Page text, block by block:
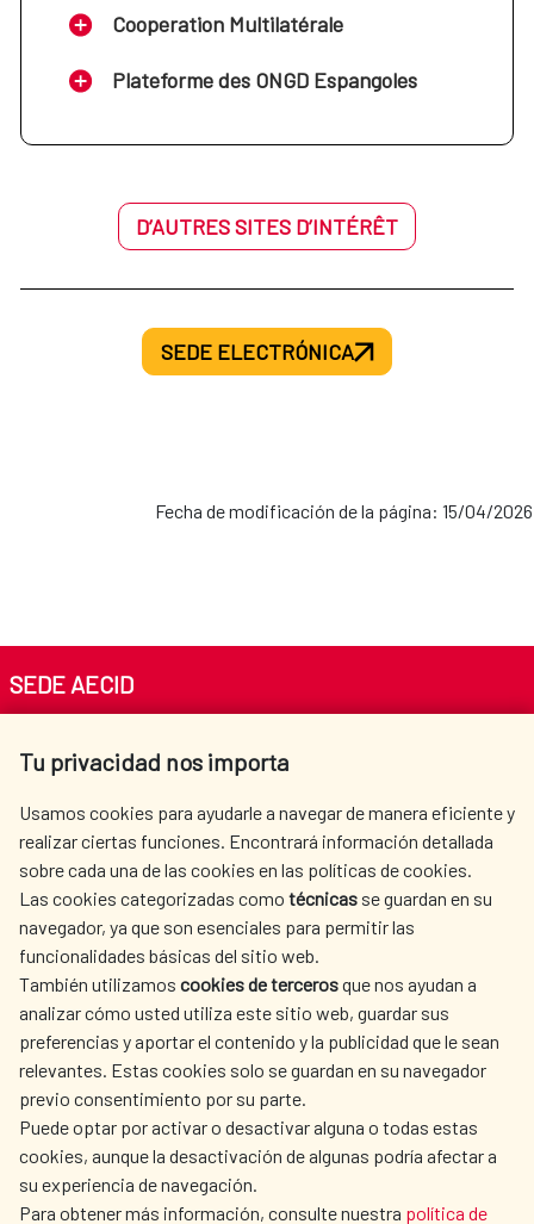
Cooperation Multilatérale
Plateforme des ONGD Espangoles
D’AUTRES SITES D’INTÉRÊT
SEDE ELECTRÓNICA
Fecha de modificación de la página: 15/04/2026
Tu privacidad nos importa
Usamos cookies para ayudarle a navegar de manera eficiente y
realizar ciertas funciones. Encontrará información detallada
sobre cada una de las cookies en las políticas de cookies.
Las cookies categorizadas como técnicas se guardan en su
navegador, ya que son esenciales para permitir las
funcionalidades básicas del sitio web.
También utilizamos cookies de tercerosque nos ayudan a
analizar cómo usted utiliza este sitio web, guardar sus
preferencias y aportar el contenido y la publicidad que le sean
relevantes. Estas cookies solo se guardan en su navegador
previo consentimiento por su parte.
Puede optar por activar o desactivar alguna o todas estas
cookies, aunque la desactivación de algunas podría afectar a
su experiencia de navegación.
Para obtener más información, consulte nuestra política de
SEDE AECID
Tel. +34 900 20 30 54​​​​​​​
AECID
OÙ NOUS COOPÉRONS
L'ACTION HUMANITAIRE
ESPAGNOLE
SALLE DE PRESSE
CULTURE ET SCIENCE BIBLIOTHÈQUE
NOS RÉSEAUX SOCIAUX